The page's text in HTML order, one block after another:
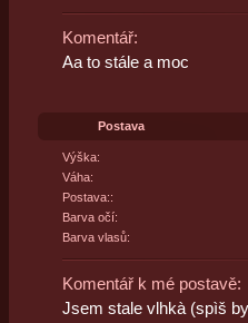
Komentář:
Aa to stále a moc
Postava
Výška:
Váha:
Postava::
Barva očí:
Barva vlasů:
Komentář k mé postavě:
Jsem stale vlhkà (spìš